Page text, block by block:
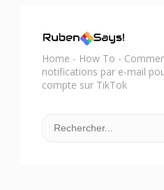
Home - How To -
notifications par e-mail
compte sur TikTok